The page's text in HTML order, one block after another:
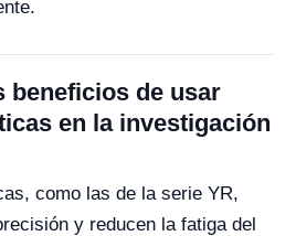
beneficios de usar
en la investigación
como las de la serie YR,
y reducen la fatiga del